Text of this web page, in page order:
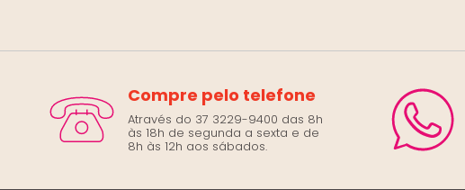
Compre pelo telefone
Através do 37 3229-9400 das 8h
às 18h de segunda a sexta e de
8h às 12h aos sábados.